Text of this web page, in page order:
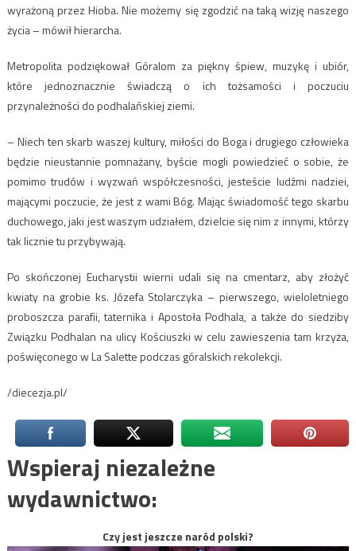
wyrażoną przez Hioba. Nie możemy się zgodzić na taką wizję naszego
życia – mówił hierarcha.
Metropolita podziękował Góralom za piękny śpiew, muzykę i ubiór,
które jednoznacznie świadczą o ich tożsamości i poczuciu
przynależności do podhalańskiej ziemi.
– Niech ten skarb waszej kultury, miłości do Boga i drugiego człowieka
będzie nieustannie pomnażany, byście mogli powiedzieć o sobie, że
pomimo trudów i wyzwań współczesności, jesteście ludźmi nadziei,
mającymi poczucie, że jest z wami Bóg. Mając świadomość tego skarbu
duchowego, jaki jest waszym udziałem, dzielcie się nim z innymi, którzy
tak licznie tu przybywają.
Po skończonej Eucharystii wierni udali się na cmentarz, aby złożyć
kwiaty na grobie ks. Józefa Stolarczyka – pierwszego, wieloletniego
proboszcza parafii, taternika i Apostoła Podhala, a także do siedziby
Związku Podhalan na ulicy Kościuszki w celu zawieszenia tam krzyża,
poświęconego w La Salette podczas góralskich rekolekcji.
/diecezja.pl/
Wspieraj niezależne
wydawnictwo:
Czy jest jeszcze naród polski?